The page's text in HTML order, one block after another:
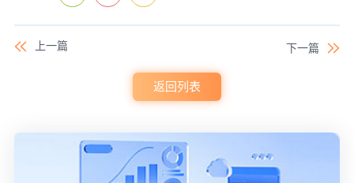
上一篇 下一篇
返回列表